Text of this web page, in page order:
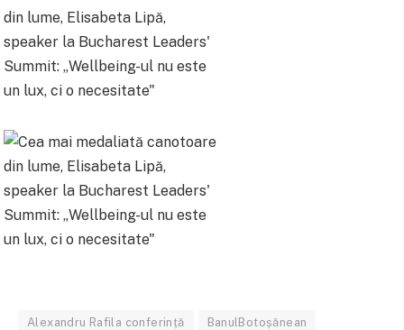
Alexandru Rafila conferință BanulBotoșănean